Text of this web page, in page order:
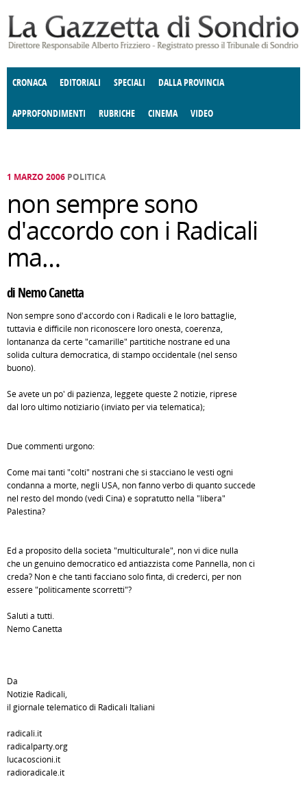
CRONACA EDITORIALI SPECIALI DALLA PROVINCIA
APPROFONDIMENTI
E SPETTACOLI POLITICA
RUBRICHE
DELLE IDEE FATTI DELLO SPIRITO
CINEMA VIDEO
1 MARZO 2006 POLITICA
non sempre sono
d'accordo con i Radicali
ma…
di Nemo Canetta
Non sempre sono d'accordo con i Radicali e le loro battaglie,
tuttavia è difficile non riconoscere loro onestà, coerenza,
lontananza da certe "camarille" partitiche nostrane ed una
solida cultura democratica, di stampo occidentale (nel senso
buono).
Se avete un po' di pazienza, leggete queste 2 notizie, riprese
dal loro ultimo notiziario (inviato per via telematica);
Due commenti urgono:
Come mai tanti "colti" nostrani che si stacciano le vesti ogni
condanna a morte, negli USA, non fanno verbo di quanto succede
nel resto del mondo (vedi Cina) e sopratutto nella "libera"
Palestina?
Ed a proposito della società "multiculturale", non vi dice nulla
che un genuino democratico ed antiazzista come Pannella, non ci
creda? Non è che tanti facciano solo finta, di crederci, per non
essere "politicamente scorretti"?
Saluti a tutti.
Nemo Canetta
Da
Notizie Radicali,
il giornale telematico di Radicali Italiani
radicali.it
radicalparty.org
lucacoscioni.it
radioradicale.it